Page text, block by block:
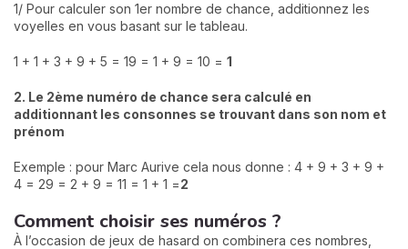
1/ Pour calculer son 1er nombre de chance, additionnez les
voyelles en vous basant sur le tableau.
1 + 1 + 3 + 9 + 5 = 19 = 1 + 9 = 10 = 1
2. Le 2ème numéro de chance sera calculé en
additionnant les consonnes se trouvant dans son nom et
prénom
Exemple : pour Marc Aurive cela nous donne : 4 + 9 + 3 + 9 +
4 = 29 = 2 + 9 = 11 = 1 + 1 =2
Comment choisir ses numéros ?
À l’occasion de jeux de hasard on combinera ces nombres,